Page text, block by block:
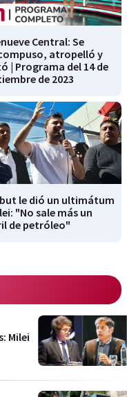
Central: Se
atropelló y
| Programa del 14 de
de 2023
le dió un ultimátum
"No sale más un
de petróleo"
Milei